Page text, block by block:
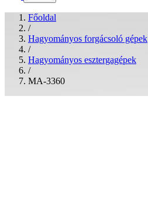
Főoldal
/
Hagyományos forgácsoló gépek
/
Hagyományos esztergagépek
/
MA-3360